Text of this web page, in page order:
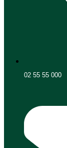
02 55 55 000